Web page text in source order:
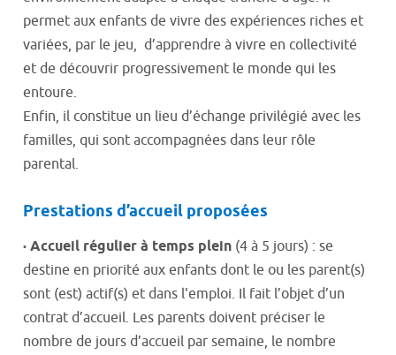
permet aux enfants de vivre des expériences riches et
variées, par le jeu, d’apprendre à vivre en collectivité
et de découvrir progressivement le monde qui les
entoure.
Enfin, il constitue un lieu d’échange privilégié avec les
familles, qui sont accompagnées dans leur rôle
parental.
Prestations d’accueil proposées
·Accueil régulier à temps plein (4 à 5 jours) : se
destine en priorité aux enfants dont le ou les parent(s)
sont (est) actif(s) et dans l'emploi. Il fait l’objet d’un
contrat d’accueil. Les parents doivent préciser le
nombre de jours d’accueil par semaine, le nombre